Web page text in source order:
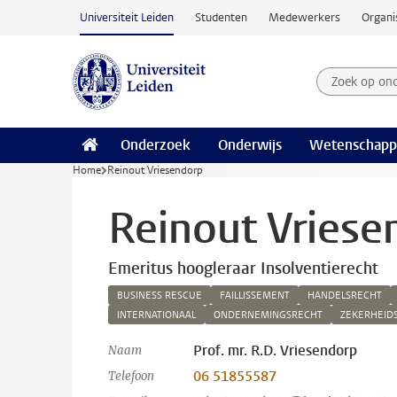
Ga naar hoofdinhoud
Universiteit Leiden Studenten Medewerkers
Zoek op
Zoekterm
Onderzoek Onderwijs
Home Reinout Vriesendorp
Reinout
Emeritus hoogleraar Insolventierecht
BUSINESS RESCUE FAILLISSEMENT HANDELSRECHT
INTERNATIONAAL
ONDERNEMINGSRECHT
Naam Prof. mr. R.D. Vriesendorp
Telefoon 06 51855587